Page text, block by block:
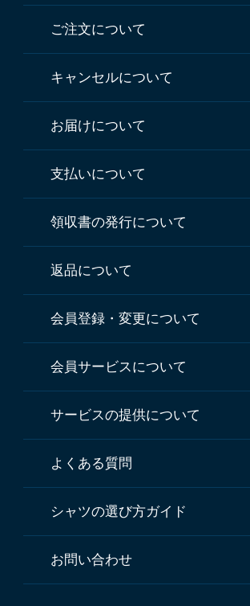
ご注文について
キャンセルについて
お届けについて
支払いについて
領収書の発行について
返品について
会員登録・変更について
会員サービスについて
サービスの提供について
よくある質問
シャツの選び方ガイド
お問い合わせ